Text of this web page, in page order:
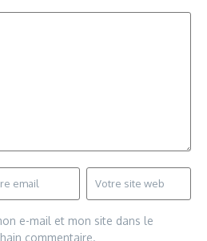
e-mail et mon site dans le
commentaire.